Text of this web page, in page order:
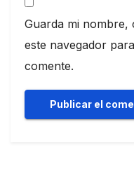
Guarda mi
este navegador
comente.